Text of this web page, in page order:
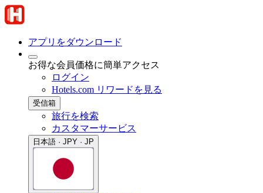
アプリをダウンロード
お得な会員価格に簡単アクセス
ログイン
Hotels.com リワードを見る
受信箱
旅行を検索
カスタマーサービス
日本語 · JPY · JP